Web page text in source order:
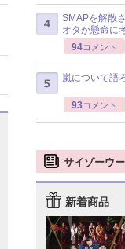
SMAPを解散
オタが懸命に
94コメント
嵐について語
93コメント
サイゾーウ
新着商品